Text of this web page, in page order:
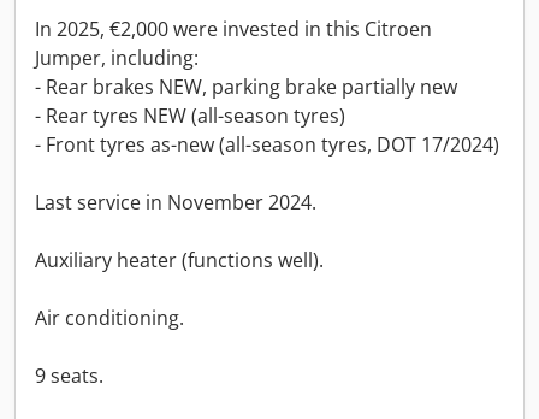
In 2025, €2,000 were invested in this Citroen
Jumper, including:
- Rear brakes NEW, parking brake partially new
- Rear tyres NEW (all-season tyres)
- Front tyres as-new (all-season tyres, DOT 17/2024)
Last service in November 2024.
Auxiliary heater (functions well).
Air conditioning.
9 seats.